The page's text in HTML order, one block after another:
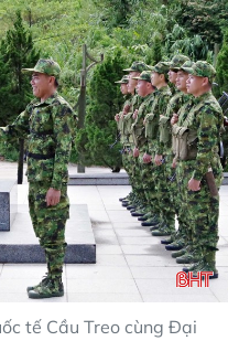
tế Cầu Treo cùng Đại